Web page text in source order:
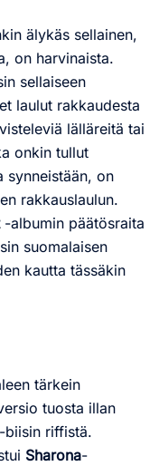
älykäs sellainen,
on harvinaista.
sellaiseen
laulut rakkaudesta
lälläreitä tai
onkin tullut
synneistään, on
rakkauslaulun.
-albumin päätösraita
suomalaisen
kautta tässäkin
tärkein
tuosta illan
riffistä.
Sharona-